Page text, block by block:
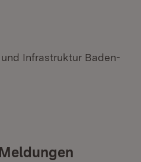
Infrastruktur Baden-